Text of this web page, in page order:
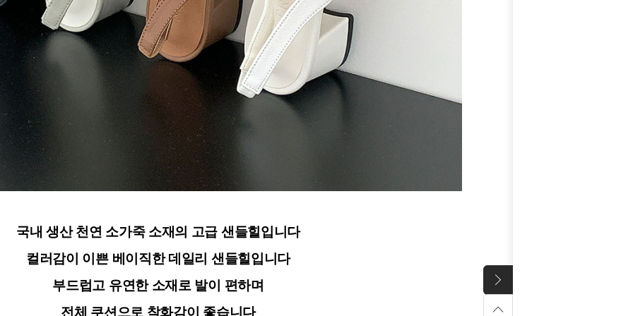
국내 생산 천연 소가죽 소재의 고급 샌들힐입니다
컬러감이 이쁜 베이직한 데일리 샌들힐입니다
부드럽고 유연한 소재로 발이 편하며
전체 쿠션으로 착화감이 좋습니다